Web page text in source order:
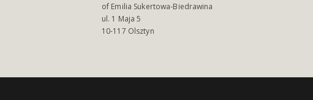
of Emilia Sukertowa-Biedrawina
ul. 1 Maja 5
10-117 Olsztyn